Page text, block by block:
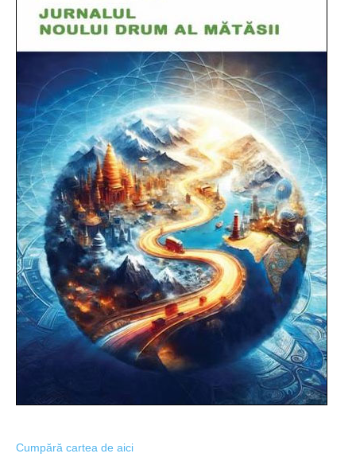
Cumpără cartea de aici